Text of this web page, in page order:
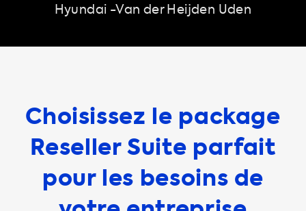
Hyundai -Van der Heijden Uden
Choisissez le package
Reseller Suite parfait
pour les besoins de